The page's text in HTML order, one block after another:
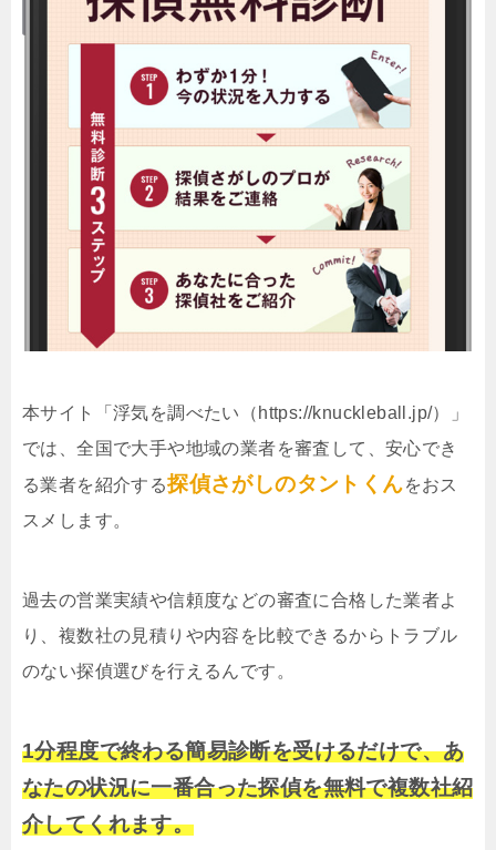
本サイト「浮気を調べたい（https://knuckleball.jp/）」
では、全国で大手や地域の業者を審査して、安心でき
る業者を紹介する探偵さがしのタントくんをおス
スメします。
過去の営業実績や信頼度などの審査に合格した業者よ
り、複数社の見積りや内容を比較できるからトラブル
のない探偵選びを行えるんです。
1分程度で終わる簡易診断を受けるだけで、あ
なたの状況に一番合った探偵を無料で複数社紹
介してくれます。